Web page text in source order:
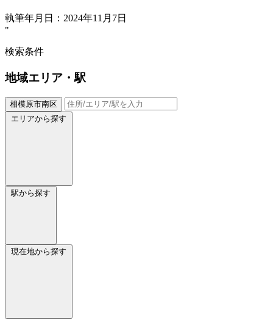
執筆年月日：2024年11月7日
"
検索条件
地域エリア・駅
相模原市南区
エリアから探す
駅から探す
現在地から探す